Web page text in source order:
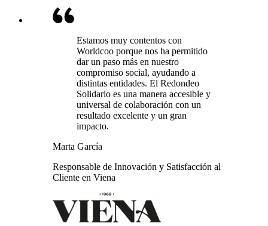
Estamos muy contentos con
Worldcoo porque nos ha permitido
dar un paso más en nuestro
compromiso social, ayudando a
distintas entidades. El Redondeo
Solidario es una manera accesible y
universal de colaboración con un
resultado excelente y un gran
impacto.
Marta García
Responsable de Innovación y Satisfacción al
Cliente en Viena